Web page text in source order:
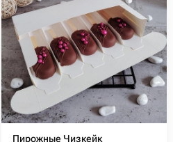
Пирожные Чизкейк